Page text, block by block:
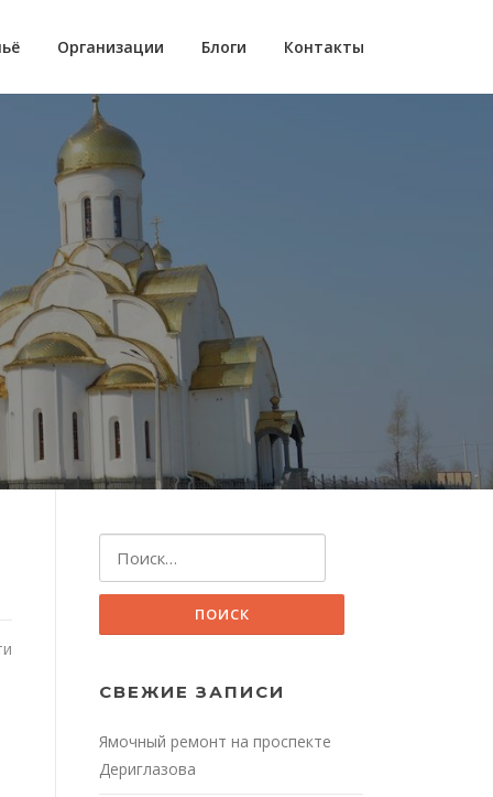
Организации Блоги Контакты
СВЕЖИЕ ЗАПИСИ
Ямочный ремонт на проспекте
Дериглазова